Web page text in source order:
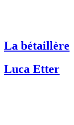
La bétaillère
Luca Etter